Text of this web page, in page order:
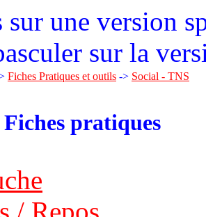
sur une version
sur la
Fiches Pratiques et outils -> Social - TNS
pratiques